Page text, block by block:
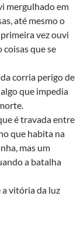
mergulhado em
até mesmo o
vez ouvi
que se
corria perigo de
que impedia
é travada entre
que habita na
mas um
a batalha
a vitória da luz